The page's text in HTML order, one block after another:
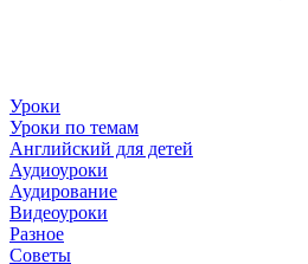
Уроки
Уроки по темам
Английский для детей
Аудиоуроки
Аудирование
Видеоуроки
Разное
Советы